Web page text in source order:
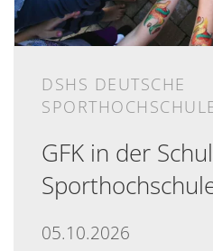
DSHS DEUTSCHE
GFK in der
05.10.2026